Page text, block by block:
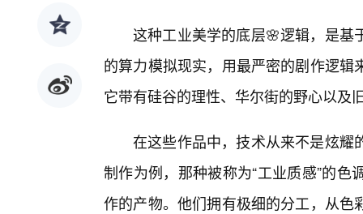
这种工业美学的底层🌸逻辑，是
的算力模拟现实，用最严密的剧作逻
它带有硅谷的理性、华尔街的野心以及
在这些作品中，技术从来不是炫耀
制作为例，那种被称为“工业质感”的
作的产物。他们拥有极细的分工，从